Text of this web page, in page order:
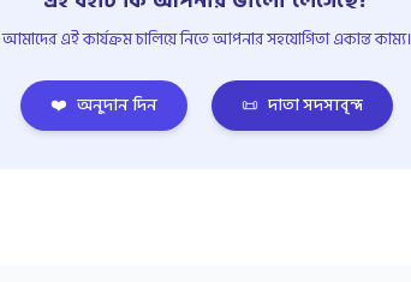
আমাদের এই কার্যক্রম চালিয়ে নিতে আপনার সহযোগিতা একান্ত কাম্য।
❤️ অনুদান দিন 📜 দাতা সদস্যবৃন্দ